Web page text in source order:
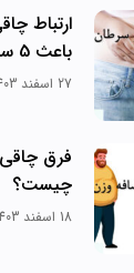
ارتباط
باعث 5 سرطان کشنده می شود!
27 اسفند 1403
فرق
چیست؟
18 اسفند 1403